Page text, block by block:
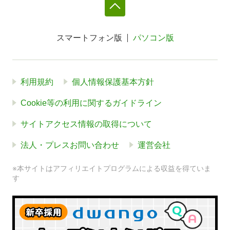
スマートフォン版 パソコン版
利用規約 個人情報保護基本方針
Cookie等の利用に関するガイドライン
サイトアクセス情報の取得について
法人・プレスお問い合わせ 運営会社
※本サイトはアフィリエイトプログラムによる収益を得ていま
す